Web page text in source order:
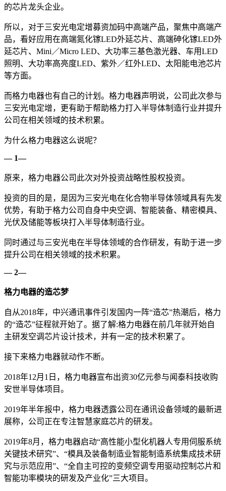
的芯片龙头企业。
所以，对于三安光电定增募资加码中高端产品，聚焦中高端产
品，看好应用在高端氮化镓LED外延芯片、高端砷化镓LED外
延芯片、Mini／Micro LED、大功率三基色激光器、车用LED
照明、大功率高亮度LED、紫外／红外LED、太阳能电池芯片
等方面。
而格力电器也有自己的计划。格力电器声明说，公司此次参与
三安光电定增，更有助于帮助格力打入半导体制造行业并提升
公司在相关领域的技术积累。
为什么格力电器这么说呢？
— 1—
原来，格力电器公司此次对外投资战略性股权投资。
投资的目的是，是因为三安光电在化合物半导体领域具有先发
优势，有助于格力公司自身中央空调、智能装备、精密模具、
光伏及储能等板块打入半导体制造行业。
同时通过与三安光电在半导体领域的合作研发，有助于进一步
提升公司在相关领域的技术积累。
— 2—
格力电器的造芯梦
自从2018年，中兴通讯事件引发国内一阵“造芯”热潮后，格力
的“造芯”征程就开始了。据了解:格力电器在前几年就开始自
主研发空调芯片设计技术，并有一定的技术积累了。
接下来格力电器就动作不断。
2018年12月1日，格力电器宣布出资30亿元参与闻泰科技收购
安世半导体项目。
2019年半年报中，格力电器透露公司在通讯设备领域的最新进
展称，公司正在专注智慧家庭芯片的研发。
2019年8月，格力电器启动“高性能小型化机器人专用伺服系统
关键技术研究”、“模具及装备制造业智能制造系统集成技术研
究与示范应用”、“全自主可控的变频空调专用驱动控制芯片和
智能功率模块的研发及产业化”三大项目。